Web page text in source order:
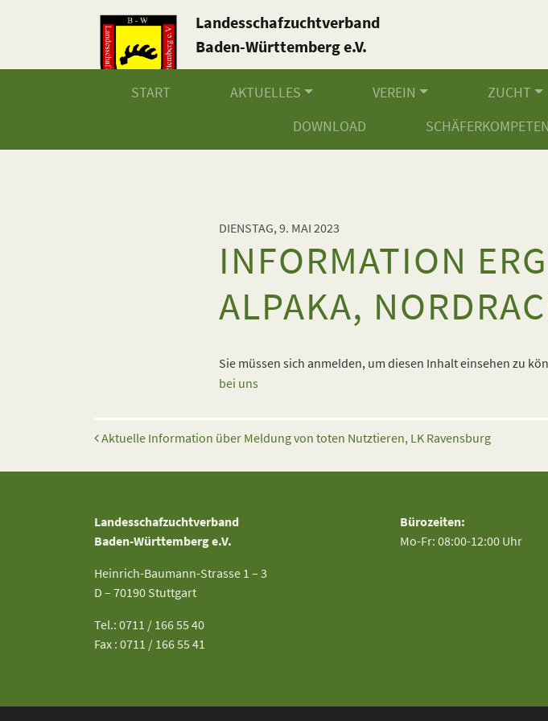
Landesschafzuchtverband
Baden-Württemberg e.V.
START AKTUELLES VEREIN ZUCHT
DOWNLOAD
DIENSTAG, 9. MAI 2023
INFORMATION
ALPAKA,
Sie müssen sich anmelden, um diesen Inhalt einsehen zu
bei uns
Beitrags-Navigation
Aktuelle Information über Meldung von toten Nutztieren, LK Ravensburg
Landesschafzuchtverband
Baden-Württemberg e.V.
Heinrich-Baumann-Strasse 1 – 3
D – 70190 Stuttgart
Tel.: 0711 / 166 55 40
Fax : 0711 / 166 55 41
Bürozeiten:
Mo-Fr: 08:00-12:00 Uhr